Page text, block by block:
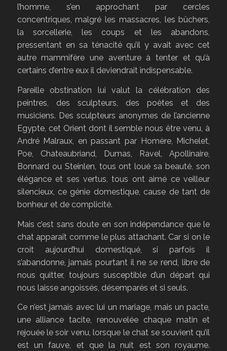
l’homme, s’en approchant par cercles
concentriques, malgré les massacres, les bûchers,
la sorcellerie, les coups et les abandons,
pressentant en sa ténacité qu’il y avait avec cet
autre mammifère une aventure à tenter et qu’à
certains d’entre eux il deviendrait indispensable.
Pareille obstination lui valut la célébration des
peintres, des sculpteurs, des poètes et des
musiciens. Des sculpteurs anonymes de l’ancienne
Egypte, cet Orient dont il semble nous être venu, à
André Malraux, en passant par Homère, Michelet,
Poe, Chateaubriand, Dumas, Ravel, Apollinaire,
Bonnard ou Steinlen, tous ont loué sa beauté, son
élégance et ses vertus, tous ont aimé ce veilleur
silencieux, ce génie domestique, cause de tant de
bonheur et de complicité.
Mais c’est sans doute en son indépendance que le
chat apparaît comme le plus attachant. Car si on le
croit aujourd’hui domestiqué, si parfois il
s’abandonne, jamais pourtant il ne se rend, libre de
nous quitter, toujours susceptible d’un départ qui
nous laisse angoissés, désemparés et si seuls.
Ce n’est jamais avec lui un mariage, mais un pacte,
une alliance tacite, renouvelée chaque matin et
rejouée le soir venu, lorsque le chat se souvient qu’il
est un fauve, et que la nuit est son royaume.